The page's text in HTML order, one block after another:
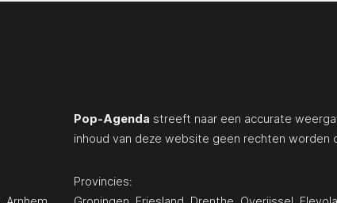
Pop-Agenda streeft naar een accurate
inhoud van deze website geen rechten worden
Provincies: